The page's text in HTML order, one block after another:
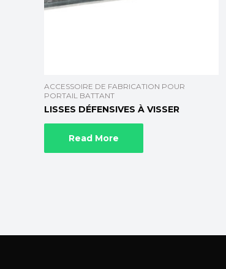
ACCESSOIRE DE FABRICATION POUR
PORTAIL BATTANT
LISSES DÉFENSIVES À VISSER
Read More